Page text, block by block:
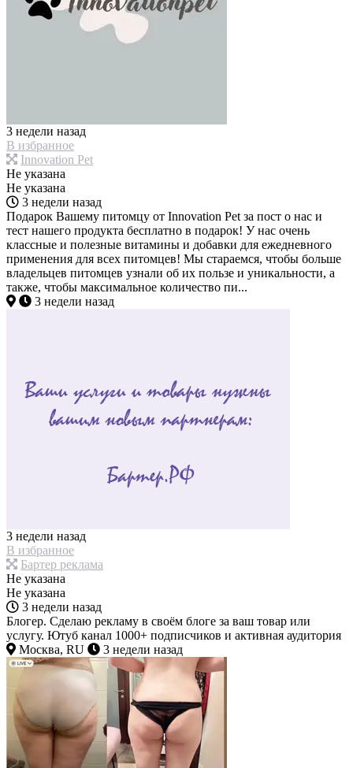
3 недели назад
В избранное
Innovation Pet
Не указана
Не указана
3 недели назад
Подарок Вашему питомцу от Innovation Pet за пост о нас и
тест нашего продукта бесплатно в подарок! У нас очень
классные и полезные витамины и добавки для ежедневного
применения для всех питомцев! Мы стараемся, чтобы больше
владельцев питомцев узнали об их пользе и уникальности, а
также, чтобы максимальное количество пи...
3 недели назад
3 недели назад
В избранное
Бартер реклама
Не указана
Не указана
3 недели назад
Блогер. Сделаю рекламу в своём блоге за ваш товар или
услугу. Ютуб канал 1000+ подписчиков и активная аудитория
Москва, RU
3 недели назад